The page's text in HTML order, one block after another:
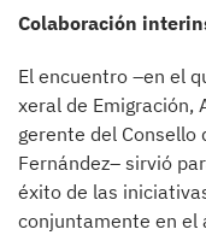
Colaboración
El encuentro –en el
xeral de Emigración,
gerente del Consello
Fernández– sirvió
éxito de las
conjuntamente en el